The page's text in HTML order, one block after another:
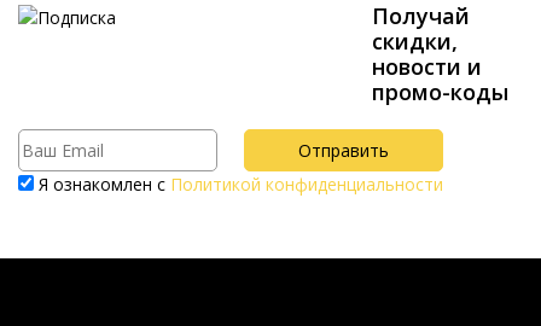
Получай
скидки,
новости и
промо-коды
Я ознакомлен с Политикой конфиденциальности